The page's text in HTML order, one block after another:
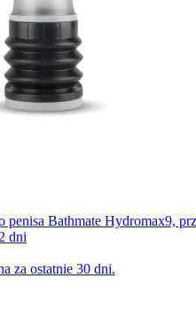
penisa Bathmate Hydromax9,
dni
za ostatnie 30 dni.